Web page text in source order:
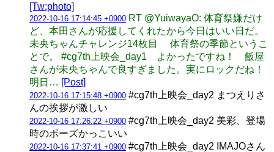
[Tw:photo]
2022-10-16 17:14:45 +0900 RT @YuiwayaO: 体育祭嫌だけ
ど、本田さんが応援してくれたから今日はいい日だ。
未央ちゃんチャレンジ14枚目 体育祭の季節というこ
とで。 #cg7th上映会_day1 よかったですね！ 飯屋
さんが未央ちゃんで良すぎました。実にロックだね！
明日… [Post]
2022-10-16 17:15:48 +0900 #cg7th上映会_day2 まつえりさ
んの挨拶が激しい
2022-10-16 17:26:22 +0900 #cg7th上映会_day2 美彩、登場
時のポーズかっこいい
2022-10-16 17:37:41 +0900 #cg7th上映会_day2 IMAJOさん